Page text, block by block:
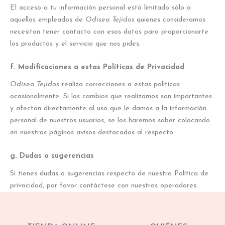
El acceso a tu información personal está limitado sólo a
aquellos empleados de Odisea Tejidos quienes consideramos
necesitan tener contacto con esos datos para proporcionarte
los productos y el servicio que nos pides.
f. Modificaciones a estas Políticas de Privacidad
Odisea Tejidos realiza correcciones a estas políticas
ocasionalmente. Si los cambios que realizamos son importantes
y afectan directamente al uso que le damos a la información
personal de nuestros usuarios, se los haremos saber colocando
en nuestras páginas avisos destacados al respecto.
g. Dudas o sugerencias
Si tienes dudas o sugerencias respecto de nuestra Política de
privacidad, por favor contáctese con nuestros operadores.